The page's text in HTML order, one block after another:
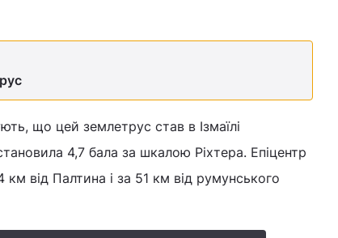
що цей землетрус став в Ізмаїлі
4,7 бала за шкалою Ріхтера. Епіцентр
км від Палтина і за 51 км від румунського